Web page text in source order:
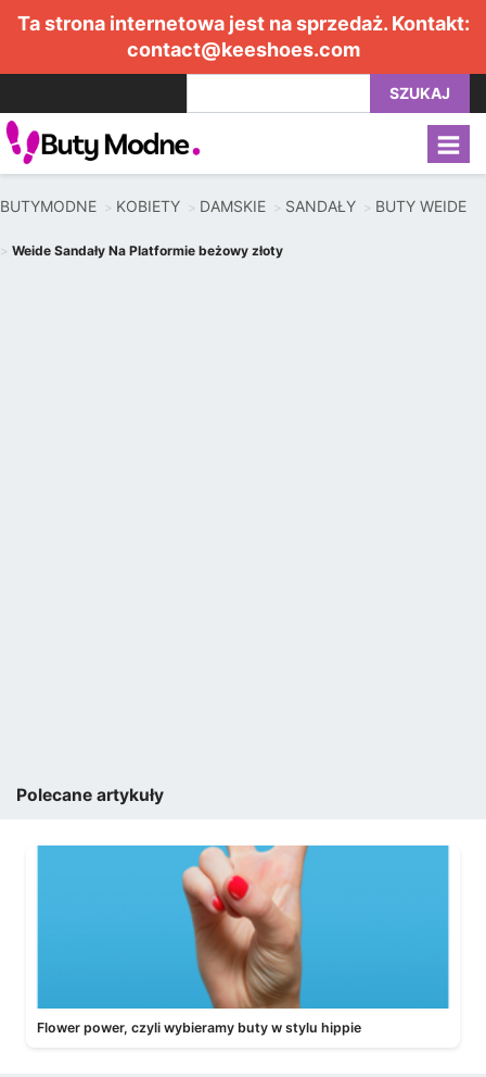
Ta strona internetowa jest na sprzedaż. Kontakt:
contact@keeshoes.com
SZUKAJ
BUTYMODNE KOBIETY DAMSKIE SANDAŁY BUTY WEIDE
Weide Sandały Na Platformie beżowy złoty
Polecane artykuły
Flower power, czyli wybieramy buty w stylu hippie